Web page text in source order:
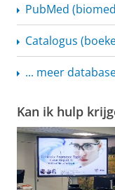
PubMed
Catalogus
... meer
Kan ik hulp